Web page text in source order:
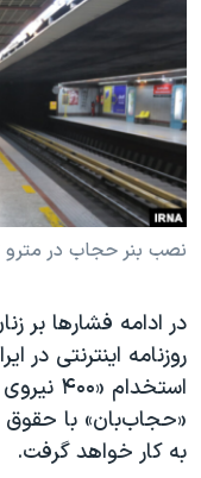
فرهنگ و زندگی
حقوق شهروندی
اقتصادی
علم و فناوری
اسرائیل در جنگ
انتخابات ریاست جمهوری
حمله جمهوری اسلامی
رمز مهسا
ورزش زنان در ایران
تریبونال مردمی آبان ۹۸
دادگاه حمید نوری
چهل سال گروگان‌گیری
قانون شفافیت دارائی
زبانهای مختلف
نصب بنر حجاب در مترو
در ادامه فشارها بر
روزنامه اینترنتی در
به کار خواهد گرفت.